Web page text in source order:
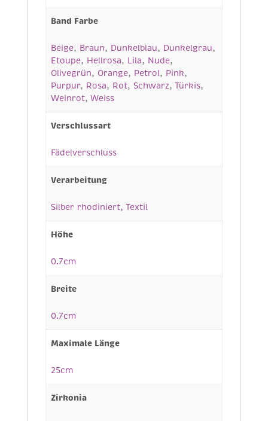
Band Farbe
Beige, Braun, Dunkelblau, Dunkelgrau,
Etoupe, Hellrosa, Lila, Nude,
Olivegrün, Orange, Petrol, Pink,
Purpur, Rosa, Rot, Schwarz, Türkis,
Weinrot, Weiss
Verschlussart
Fädelverschluss
Verarbeitung
Silber rhodiniert, Textil
Höhe
0.7cm
Breite
0.7cm
Maximale Länge
25cm
Zirkonia